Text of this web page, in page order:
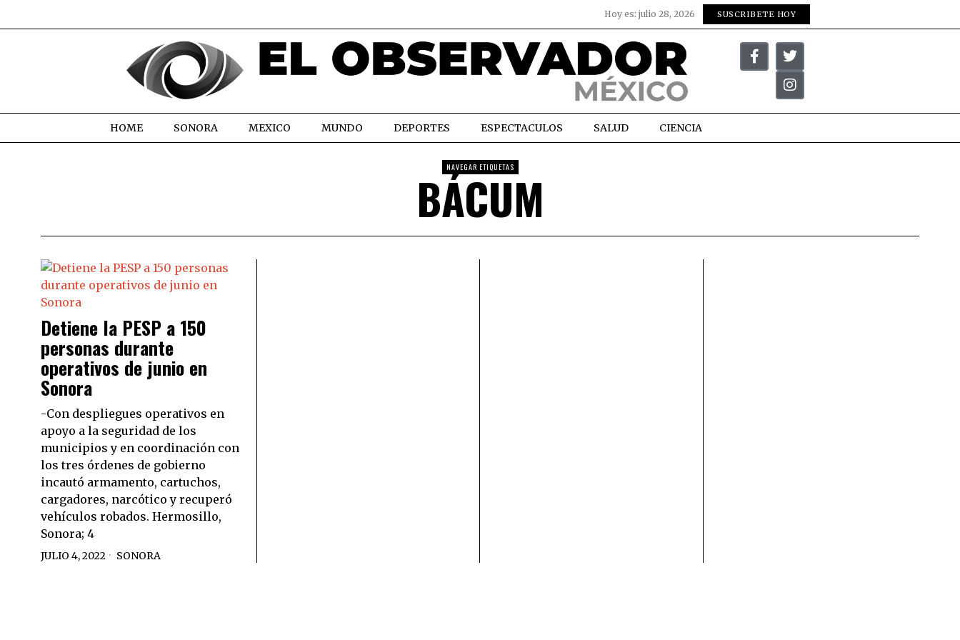
Hoy es: julio 28, 2026 SUSCRIBETE HOY
HOME SONORA MEXICO MUNDO DEPORTES ESPECTACULOS SALUD CIENCIA
NAVEGAR ETIQUETAS
BÁCUM
Detiene la PESP a 150
personas durante
operativos de junio en
Sonora
-Con despliegues operativos en
apoyo a la seguridad de los
municipios y en coordinación con
los tres órdenes de gobierno
incautó armamento, cartuchos,
cargadores, narcótico y recuperó
vehículos robados. Hermosillo,
Sonora; 4
JULIO 4, 2022 SONORA